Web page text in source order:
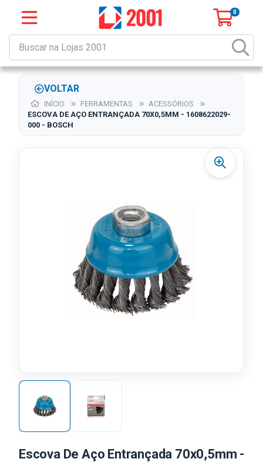
0
VOLTAR
INÍCIO FERRAMENTAS
ACESSÓRIOS
ESCOVA DE AÇO ENTRANÇADA 70X0,5MM - 1608622029-
000 - BOSCH
Escova De Aço Entrançada 70x0,5mm -